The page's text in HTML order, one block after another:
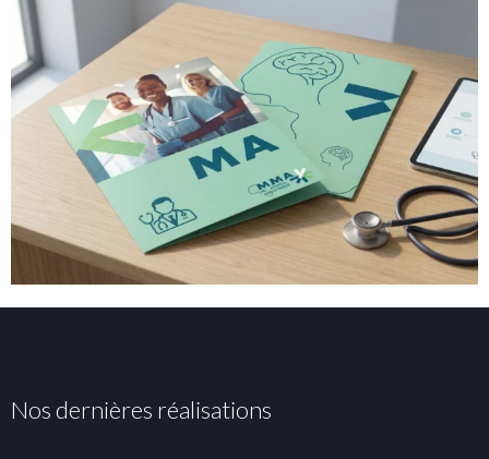
Nos dernières réalisations